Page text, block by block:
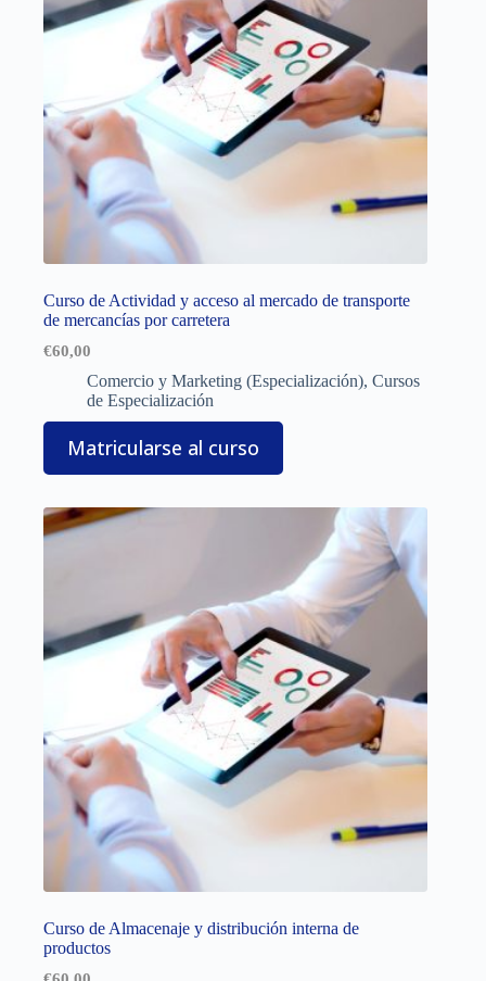
Curso de Actividad y acceso al mercado de transporte
de mercancías por carretera
€60,00
Comercio y Marketing (Especialización), Cursos
de Especialización
Matricularse al curso
Curso de Almacenaje y distribución interna de
productos